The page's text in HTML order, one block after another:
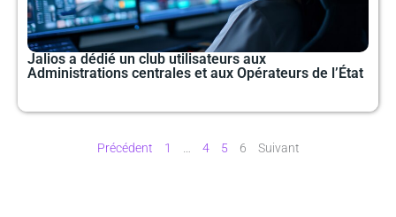
Jalios a dédié un club utilisateurs aux
Administrations centrales et aux Opérateurs de l’État
Précédent 1 4 5 6 Suivant